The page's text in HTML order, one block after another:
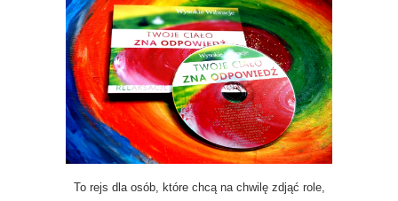
To rejs dla osób, które chcą na chwilę zdjąć role,